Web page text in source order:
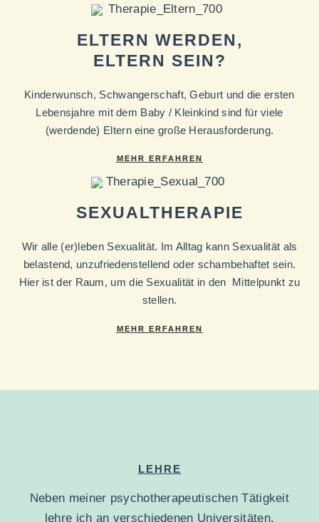
ELTERN WERDEN,
ELTERN SEIN?
Kinderwunsch, Schwangerschaft, Geburt und die ersten
Lebensjahre mit dem Baby / Kleinkind sind für viele
(werdende) Eltern eine große Herausforderung.
MEHR ERFAHREN
SEXUALTHERAPIE
Wir alle (er)leben Sexualität. Im Alltag kann Sexualität als
belastend, unzufriedenstellend oder schambehaftet sein.
Hier ist der Raum, um die Sexualität in den Mittelpunkt zu
stellen.
MEHR ERFAHREN
LEHRE
Neben meiner psychotherapeutischen Tätigkeit
lehre ich an verschiedenen Universitäten,